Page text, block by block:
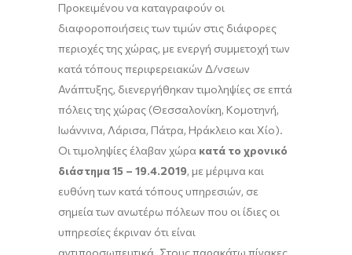
Προκειμένου να καταγραφούν οι
διαφοροποιήσεις των τιμών στις διάφορες
περιοχές της χώρας, με ενεργή συμμετοχή των
κατά τόπους περιφερειακών Δ/νσεων
Ανάπτυξης, διενεργήθηκαν τιμοληψίες σε επτά
πόλεις της χώρας (Θεσσαλονίκη, Κομοτηνή,
Ιωάννινα, Λάρισα, Πάτρα, Ηράκλειο και Χίο).
Οι τιμοληψίες έλαβαν χώρα κατά το χρονικό
διάστημα 15 – 19.4.2019, με μέριμνα και
ευθύνη των κατά τόπους υπηρεσιών, σε
σημεία των ανωτέρω πόλεων που οι ίδιες οι
υπηρεσίες έκριναν ότι είναι
αντιπροσωπευτικά. Στους παρακάτω πίνακες